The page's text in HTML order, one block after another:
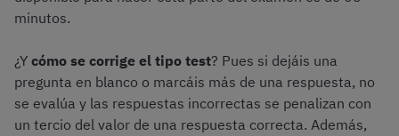
minutos.
¿Y cómo se corrige el tipo test? Pues si dejáis una
pregunta en blanco o marcáis más de una respuesta, no
se evalúa y las respuestas incorrectas se penalizan con
un tercio del valor de una respuesta correcta. Además,